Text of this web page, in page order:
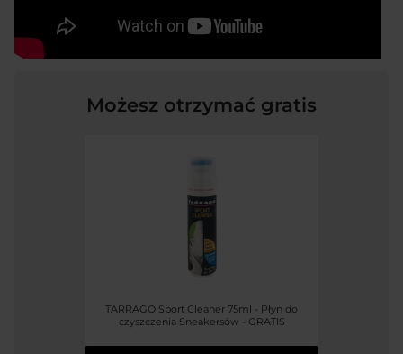
Możesz otrzymać gratis
TARRAGO Sport Cleaner 75ml - Płyn do
czyszczenia Sneakersów - GRATIS